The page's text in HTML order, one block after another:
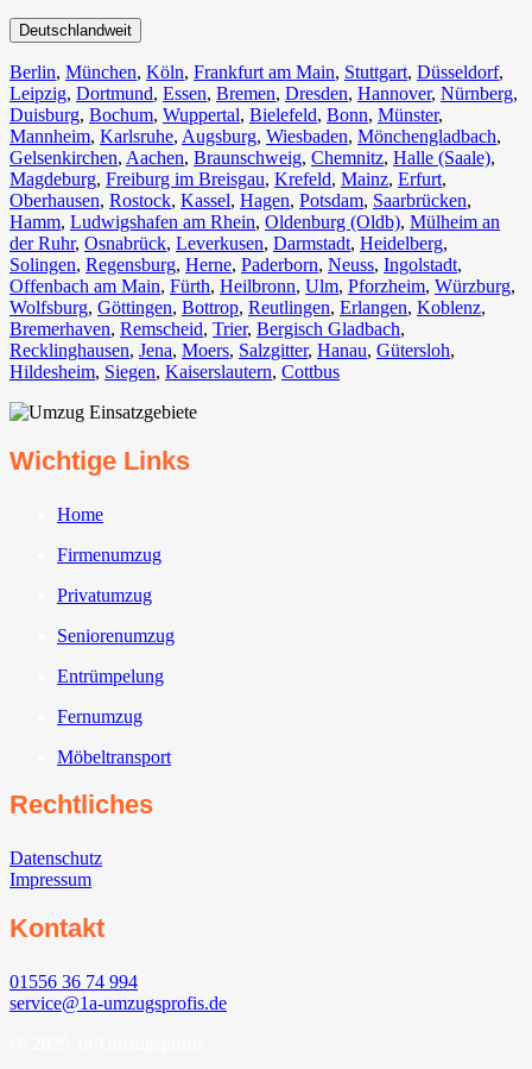
Deutschlandweit
Berlin⁠, München, Köln⁠, Frankfurt am Main, Stuttgart, Düsseldorf,
Leipzig, Dortmund, Essen, Bremen, Dresden, Hannover, Nürnberg,
Duisburg⁠, Bochum, Wuppertal⁠, Bielefeld⁠, Bonn⁠, Münster⁠,
Mannheim, Karlsruhe, Augsburg, Wiesbaden⁠, Mönchengladbach⁠,
Gelsenkirchen⁠, Aachen⁠, Braunschweig, Chemnitz⁠, Halle (Saale)⁠,
Magdeburg, Freiburg im Breisgau⁠, Krefeld⁠, Mainz⁠, Erfurt,
Oberhausen⁠, Rostock⁠, Kassel⁠, Hagen, Potsdam, Saarbrücken⁠,
Hamm, Ludwigshafen am Rhein⁠, Oldenburg (Oldb), Mülheim an
der Ruhr, Osnabrück⁠, Leverkusen, Darmstadt⁠, Heidelberg,
Solingen, Regensburg, Herne⁠, Paderborn, Neuss, Ingolstadt,
Offenbach am Main, Fürth⁠, Heilbronn, Ulm⁠, Pforzheim, Würzburg,
Wolfsburg⁠, Göttingen, Bottrop, Reutlingen, Erlangen⁠, Koblenz,
Bremerhaven⁠, Remscheid, Trier⁠, Bergisch Gladbach,
Recklinghausen, Jena⁠, Moers⁠, Salzgitter⁠, Hanau, Gütersloh,
Hildesheim⁠, Siegen⁠, Kaiserslautern⁠, Cottbus⁠
Wichtige Links
Home
Firmenumzug
Privatumzug
Seniorenumzug
Entrümpelung
Fernumzug
Möbeltransport
Rechtliches
Datenschutz
Impressum
Kontakt
01556 36 74 994
service@1a-umzugsprofis.de